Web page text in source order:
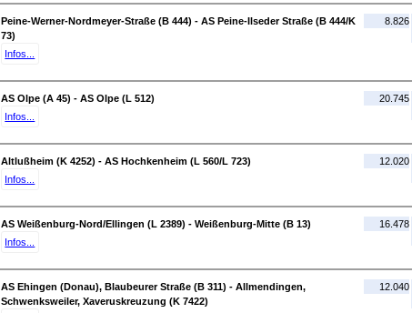
Peine-Werner-Nordmeyer-Straße (B 444) - AS Peine-Ilseder Straße (B 444/K
73)
Infos...
8.826
AS Olpe (A 45) - AS Olpe (L 512)
Infos...
20.745
Altlußheim (K 4252) - AS Hochkenheim (L 560/L 723)
Infos...
12.020
AS Weißenburg-Nord/Ellingen (L 2389) - Weißenburg-Mitte (B 13)
Infos...
16.478
AS Ehingen (Donau), Blaubeurer Straße (B 311) - Allmendingen,
Schwenksweiler, Xaveruskreuzung (K 7422)
12.040